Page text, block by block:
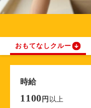
おもてなしクルー
時給
1100 円 以上